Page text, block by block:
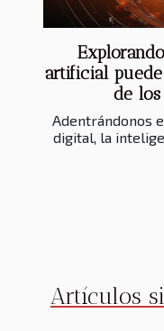
artificial
de
Adentrándonos
digital, la
Artículos